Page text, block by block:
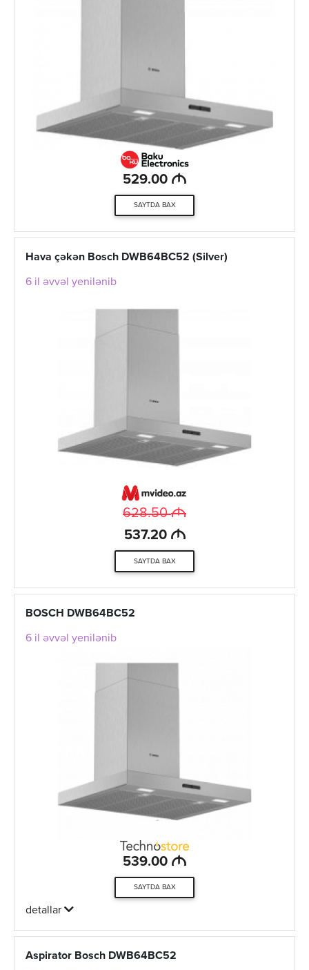
529.00 M
SAYTDA BAX
Hava çəkən Bosch DWB64BC52 (Silver)
6 il əvvəl yenilənib
628.50M
537.20 M
SAYTDA BAX
BOSCH DWB64BC52
6 il əvvəl yenilənib
539.00 M
SAYTDA BAX
detallar
Aspirator Bosch DWB64BC52